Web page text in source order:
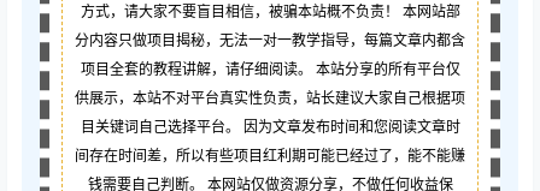
方式，请大家不要盲目相信，被骗本站概不负责！ 本网站部
分内容只做项目揭秘，无法一对一教学指导，每篇文章内都含
项目全套的教程讲解，请仔细阅读。 本站分享的所有平台仅
供展示，本站不对平台真实性负责，站长建议大家自己根据项
目关键词自己选择平台。 因为文章发布时间和您阅读文章时
间存在时间差，所以有些项目红利期可能已经过了，能不能赚
钱需要自己判断。 本网站仅做资源分享，不做任何收益保